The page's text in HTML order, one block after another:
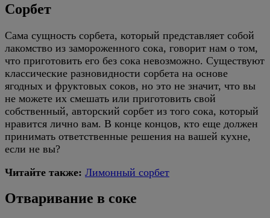
Сорбет
Сама сущность сорбета, который представляет собой
лакомство из замороженного сока, говорит нам о том,
что приготовить его без сока невозможно. Существуют
классические разновидности сорбета на основе
ягодных и фруктовых соков, но это не значит, что вы
не можете их смешать или приготовить свой
собственный, авторский сорбет из того сока, который
нравится лично вам. В конце концов, кто еще должен
принимать ответственные решения на вашей кухне,
если не вы?
Читайте также: Лимонный сорбет
Отваривание в соке